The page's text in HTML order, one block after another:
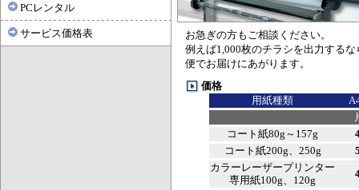
PCレンタル
サービス価格表
お急ぎの方もご相談ください。
例えば1,000枚のチラシを出力する
便でお届けにあがります。
価格
用紙種類
コート紙80g～157g
コート紙200g、250g
カラーレーザープリンター
専用紙100g、120g